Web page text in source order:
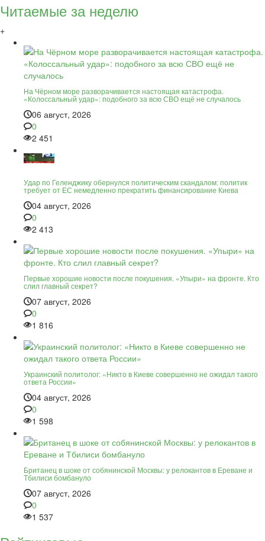
Читаемые за неделю
+
На Чёрном море разворачивается настоящая катастрофа.
«Колоссальный удар»: подобного за всю СВО ещё не случалось
06 август, 2026
0
2 451
Удар по Геленджику обернулся политическим скандалом: политик
требует от ЕС немедленно прекратить финансирование Киева
04 август, 2026
0
2 413
Первые хорошие новости после покушения. «Упыри» на фронте. Кто
слил главный секрет?
07 август, 2026
0
1 816
Украинский политолог: «Никто в Киеве совершенно не ожидал такого
ответа России»
04 август, 2026
0
1 598
Британец в шоке от собянинской Москвы: у релокантов в Ереване и
Тбилиси бомбануло
07 август, 2026
0
1 537